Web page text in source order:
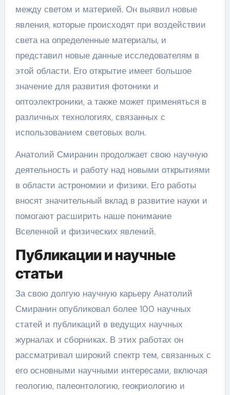
между светом и материей. Он выявил новые
явления, которые происходят при воздействии
света на определенные материалы, и
представил новые данные исследователям в
этой области. Его открытие имеет большое
значение для развития фотоники и
оптоэлектроники, а также может применяться в
различных технологиях, связанных с
использованием световых волн.
Анатолий Смиранин продолжает свою научную
деятельность и работу над новыми открытиями
в области астрономии и физики. Его работы
вносят значительный вклад в развитие науки и
помогают расширить наше понимание
Вселенной и физических явлений.
Публикации и научные
статьи
За свою долгую научную карьеру Анатолий
Смиранин опубликовал более 100 научных
статей и публикаций в ведущих научных
журналах и сборниках. В этих работах он
рассматривал широкий спектр тем, связанных с
его основными научными интересами, включая
геологию, палеонтологию, геокриологию и